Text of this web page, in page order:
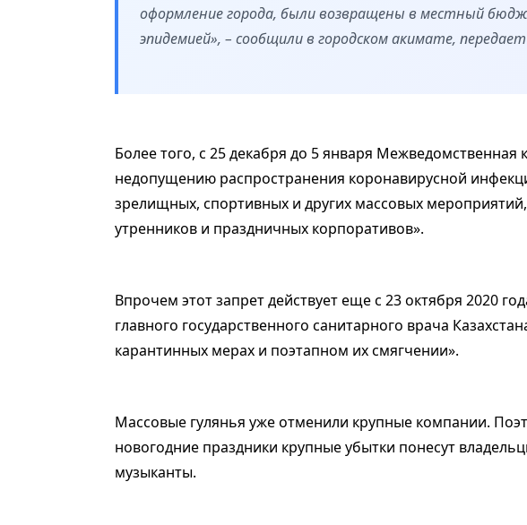
оформление города, были возвращены в местный
эпидемией», – сообщили в городском акимате,
Более того, с 25 декабря до 5 января Межведомственная
недопущению распространения коронавирусной
зрелищных, спортивных и других массовых
утренников и праздничных корпоративов».
Впрочем этот запрет действует еще с 23 октября 2020
главного государственного санитарного врача
карантинных мерах и поэтапном их смягчении».
Массовые гулянья уже отменили крупные компании.
новогодние праздники крупные убытки понесут
музыканты.